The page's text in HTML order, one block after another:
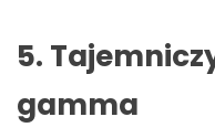
5.
gamma